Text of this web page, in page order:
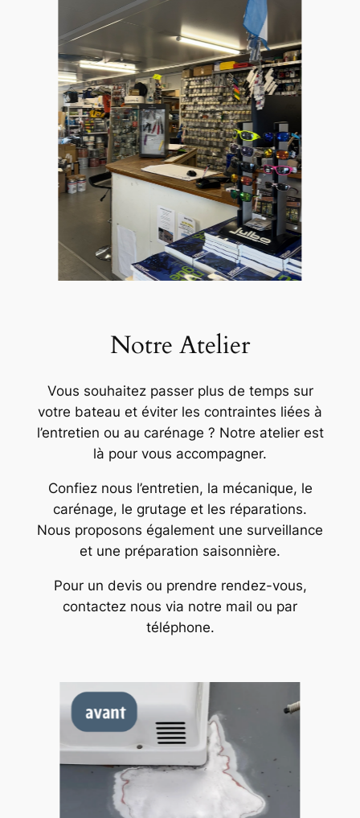
Notre Atelier
Vous souhaitez passer plus de temps sur
votre bateau et éviter les contraintes liées à
l’entretien ou au carénage ? Notre atelier est
là pour vous accompagner.
Confiez nous l’entretien, la mécanique, le
carénage, le grutage et les réparations.
Nous proposons également une surveillance
et une préparation saisonnière.
Pour un devis ou prendre rendez-vous,
contactez nous via notre mail ou par
téléphone.